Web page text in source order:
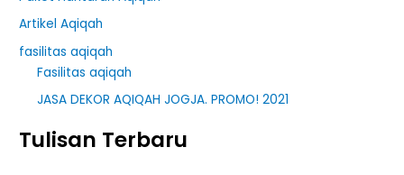
Artikel Aqiqah
fasilitas aqiqah
Fasilitas aqiqah
JASA DEKOR AQIQAH JOGJA. PROMO! 2021
Tulisan Terbaru